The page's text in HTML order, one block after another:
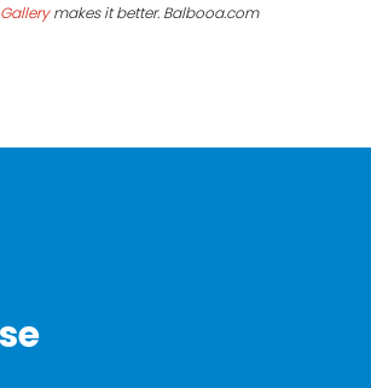
makes it better. Balbooa.com